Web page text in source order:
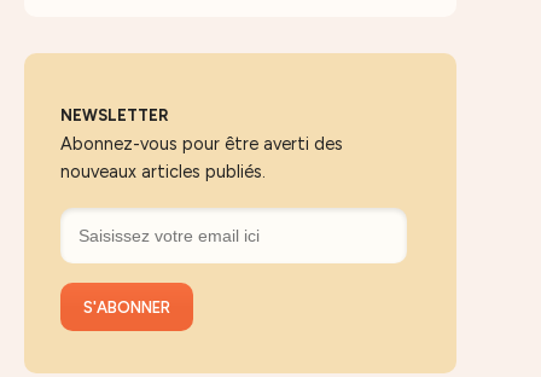
NEWSLETTER
Abonnez-vous pour être averti des
nouveaux articles publiés.